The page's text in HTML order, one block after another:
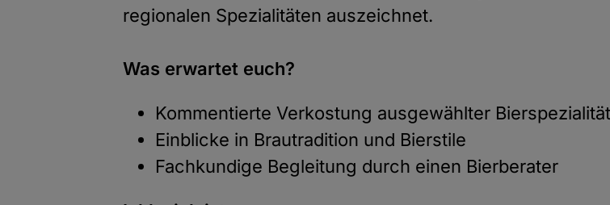
regionalen Spezialitäten auszeichnet.
Was erwartet euch?
Kommentierte Verkostung ausgewählter
Einblicke in Brautradition und Bierstile
Fachkundige Begleitung durch einen Bierberater